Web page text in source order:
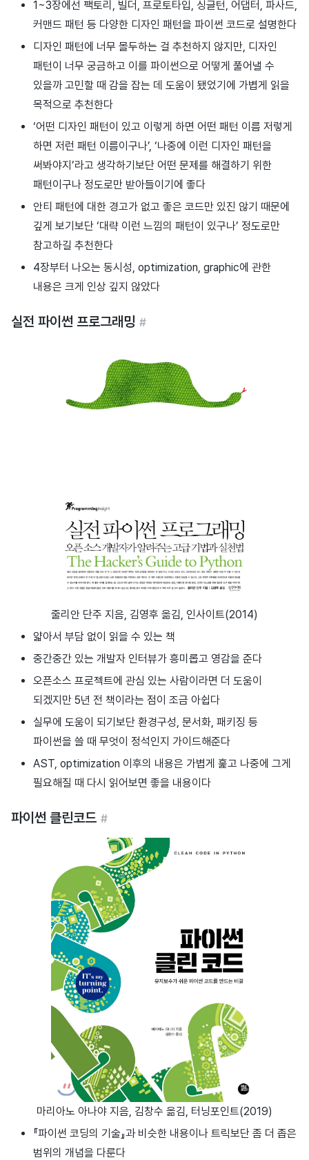
1~3장에선 팩토리, 빌더, 프로토타입, 싱글턴, 어댑터, 파사드,
커맨드 패턴 등 다양한 디자인 패턴을 파이썬 코드로 설명한다
디자인 패턴에 너무 몰두하는 걸 추천하지 않지만, 디자인
패턴이 너무 궁금하고 이를 파이썬으로 어떻게 풀어낼 수
있을까 고민할 때 감을 잡는 데 도움이 됐었기에 가볍게 읽을
목적으로 추천한다
‘어떤 디자인 패턴이 있고 이렇게 하면 어떤 패턴 이름 저렇게
하면 저런 패턴 이름이구나’, ‘나중에 이런 디자인 패턴을
써봐야지’라고 생각하기보단 어떤 문제를 해결하기 위한
패턴이구나 정도로만 받아들이기에 좋다
안티 패턴에 대한 경고가 없고 좋은 코드만 있진 않기 때문에
깊게 보기보단 ‘대략 이런 느낌의 패턴이 있구나’ 정도로만
참고하길 추천한다
4장부터 나오는 동시성, optimization, graphic에 관한
내용은 크게 인상 깊지 않았다
실전 파이썬 프로그래밍 #
줄리안 단주 지음, 김영후 옮김, 인사이트(2014)
얇아서 부담 없이 읽을 수 있는 책
중간중간 있는 개발자 인터뷰가 흥미롭고 영감을 준다
오픈소스 프로젝트에 관심 있는 사람이라면 더 도움이
되겠지만 5년 전 책이라는 점이 조금 아쉽다
실무에 도움이 되기보단 환경구성, 문서화, 패키징 등
파이썬을 쓸 때 무엇이 정석인지 가이드해준다
AST, optimization 이후의 내용은 가볍게 훑고 나중에 그게
필요해질 때 다시 읽어보면 좋을 내용이다
파이썬 클린코드 #
마리아노 아나야 지음, 김창수 옮김, 터닝포인트(2019)
『파이썬 코딩의 기술』과 비슷한 내용이나 트릭보단 좀 더 좁은
범위의 개념을 다룬다